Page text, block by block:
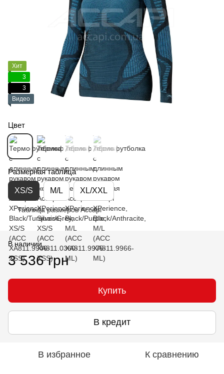
Хит
3
3
Видео
Цвет
Размерная таблица
XS/S M/L XL/XXL
Таблица размеров Accapi
В наличии
3 536 грн
Купить
В кредит
В избранное К сравнению